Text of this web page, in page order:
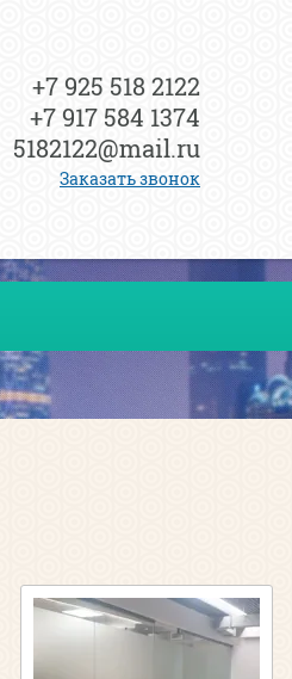
+7 925 518 2122
+7 917 584 1374
5182122@mail.ru
Заказать звонок